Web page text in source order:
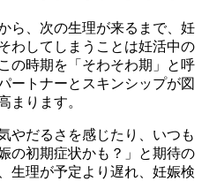
ら、次の生理が来るまで、妊
わしてしまうことは妊活中の
の時期を「そわそわ期」と呼
ートナーとスキンシップが図
まります。
やだるさを感じたり、いつも
の初期症状かも？」と期待の
生理が予定より遅れ、妊娠検